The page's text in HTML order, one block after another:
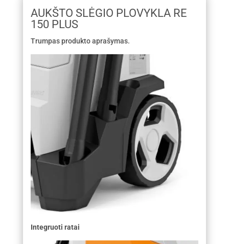
AUKŠTO SLĖGIO PLOVYKLA RE
150 PLUS
Trumpas produkto aprašymas.
Integruoti ratai